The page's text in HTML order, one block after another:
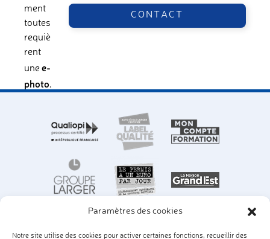
Paramètres des cookies
Notre site utilise des cookies pour activer certaines fonctions, recueillir des
ment
toutes
requiè
rent
unee-
photo.
CONTACT